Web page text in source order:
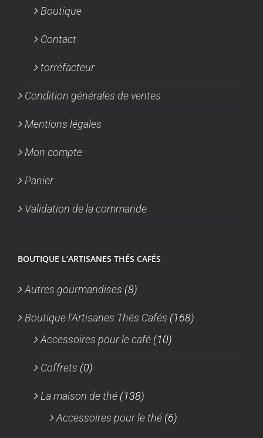
Boutique
Contact
torréfacteur
Condition générales de ventes
Mentions légales
Mon compte
Panier
Validation de la commande
BOUTIQUE L’ARTISANES THÉS CAFÉS
Autres gourmandises (8)
Boutique l'Artisanes Thés Cafés (168)
Accessoires pour le café (10)
Coffrets (0)
La maison de thé (138)
Accessoires pour le thé (6)